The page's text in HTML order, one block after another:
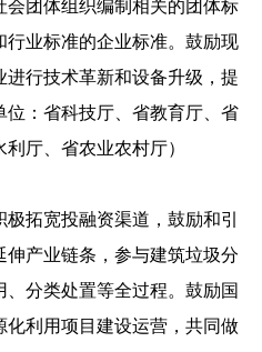
团体组织编制相关的团体标
业标准的企业标准。鼓励现
行技术革新和设备升级，提
：省科技厅、省教育厅、省
厅、省农业农村厅）
拓宽投融资渠道，鼓励和引
产业链条，参与建筑垃圾分
分类处置等全过程。鼓励国
利用项目建设运营，共同做